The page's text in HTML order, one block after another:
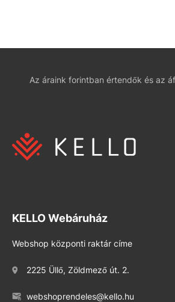
Az áraink forintban értendők és az
KELLO Webáruház
Webshop központi raktár címe
2225 Üllő, Zöldmező út. 2.
webshoprendeles@kello.hu